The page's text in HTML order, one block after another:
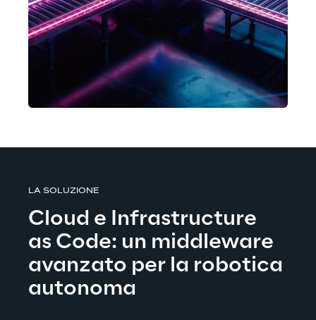
LA SOLUZIONE
Cloud e Infrastructure
as Code: un middleware
avanzato per la robotica
autonoma